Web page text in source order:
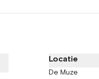
Locatie
De Muze